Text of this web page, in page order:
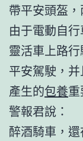
帶平安頭盔
由于電動自
靈活車上路
平安駕駛，
產生的包養
警報君說：
醉酒騎車，